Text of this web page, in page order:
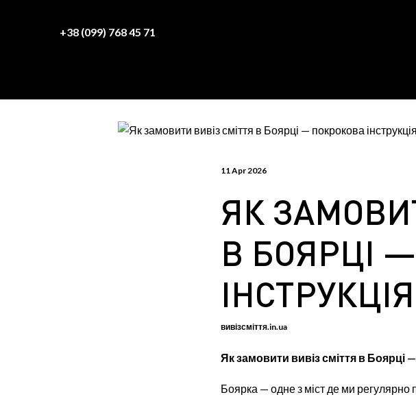
+38 (099) 768 45 71
11 Apr 2026
ЯК
В БОЯРЦІ
ІНСТРУКЦІЯ
вивізсміття.in.ua
Як замовити вивіз сміття в Боярці
Боярка — одне з міст де ми